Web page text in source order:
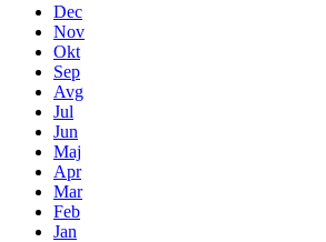
Dec
Nov
Okt
Sep
Avg
Jul
Jun
Maj
Apr
Mar
Feb
Jan